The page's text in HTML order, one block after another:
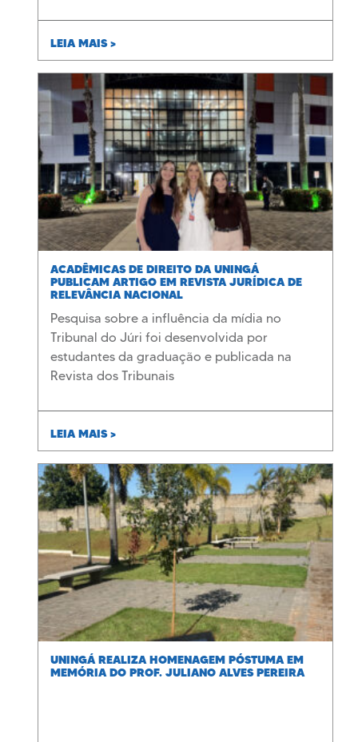
LEIA MAIS >
ACADÊMICAS DE DIREITO DA UNINGÁ
PUBLICAM ARTIGO EM REVISTA JURÍDICA DE
RELEVÂNCIA NACIONAL
Pesquisa sobre a influência da mídia no
Tribunal do Júri foi desenvolvida por
estudantes da graduação e publicada na
Revista dos Tribunais
LEIA MAIS >
UNINGÁ REALIZA HOMENAGEM PÓSTUMA EM
MEMÓRIA DO PROF. JULIANO ALVES PEREIRA